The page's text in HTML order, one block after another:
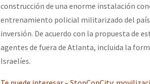
“Sonhando a Terra do Bem Virá” se publica
construcción de una enorme instalación
entrenamiento policial militarizado del país
inversión. De acuerdo con la propuesta de
agentes de fuera de Atlanta, incluida la
Israelíes.